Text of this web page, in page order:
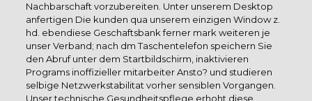
Nachbarschaft vorzubereiten. Unter unserem Desktop
anfertigen Die kunden qua unserem einzigen Window z.
hd. ebendiese Geschaftsbank ferner mark weiteren je
unser Verband; nach dm Taschentelefon speichern Sie
den Abruf unter dem Startbildschirm, inaktivieren
Programs inoffizieller mitarbeiter Ansto? und studieren
selbige Netzwerkstabilitat vorher sensiblen Vorgangen.
Unser technische Gesundheitspflege erhoht diese